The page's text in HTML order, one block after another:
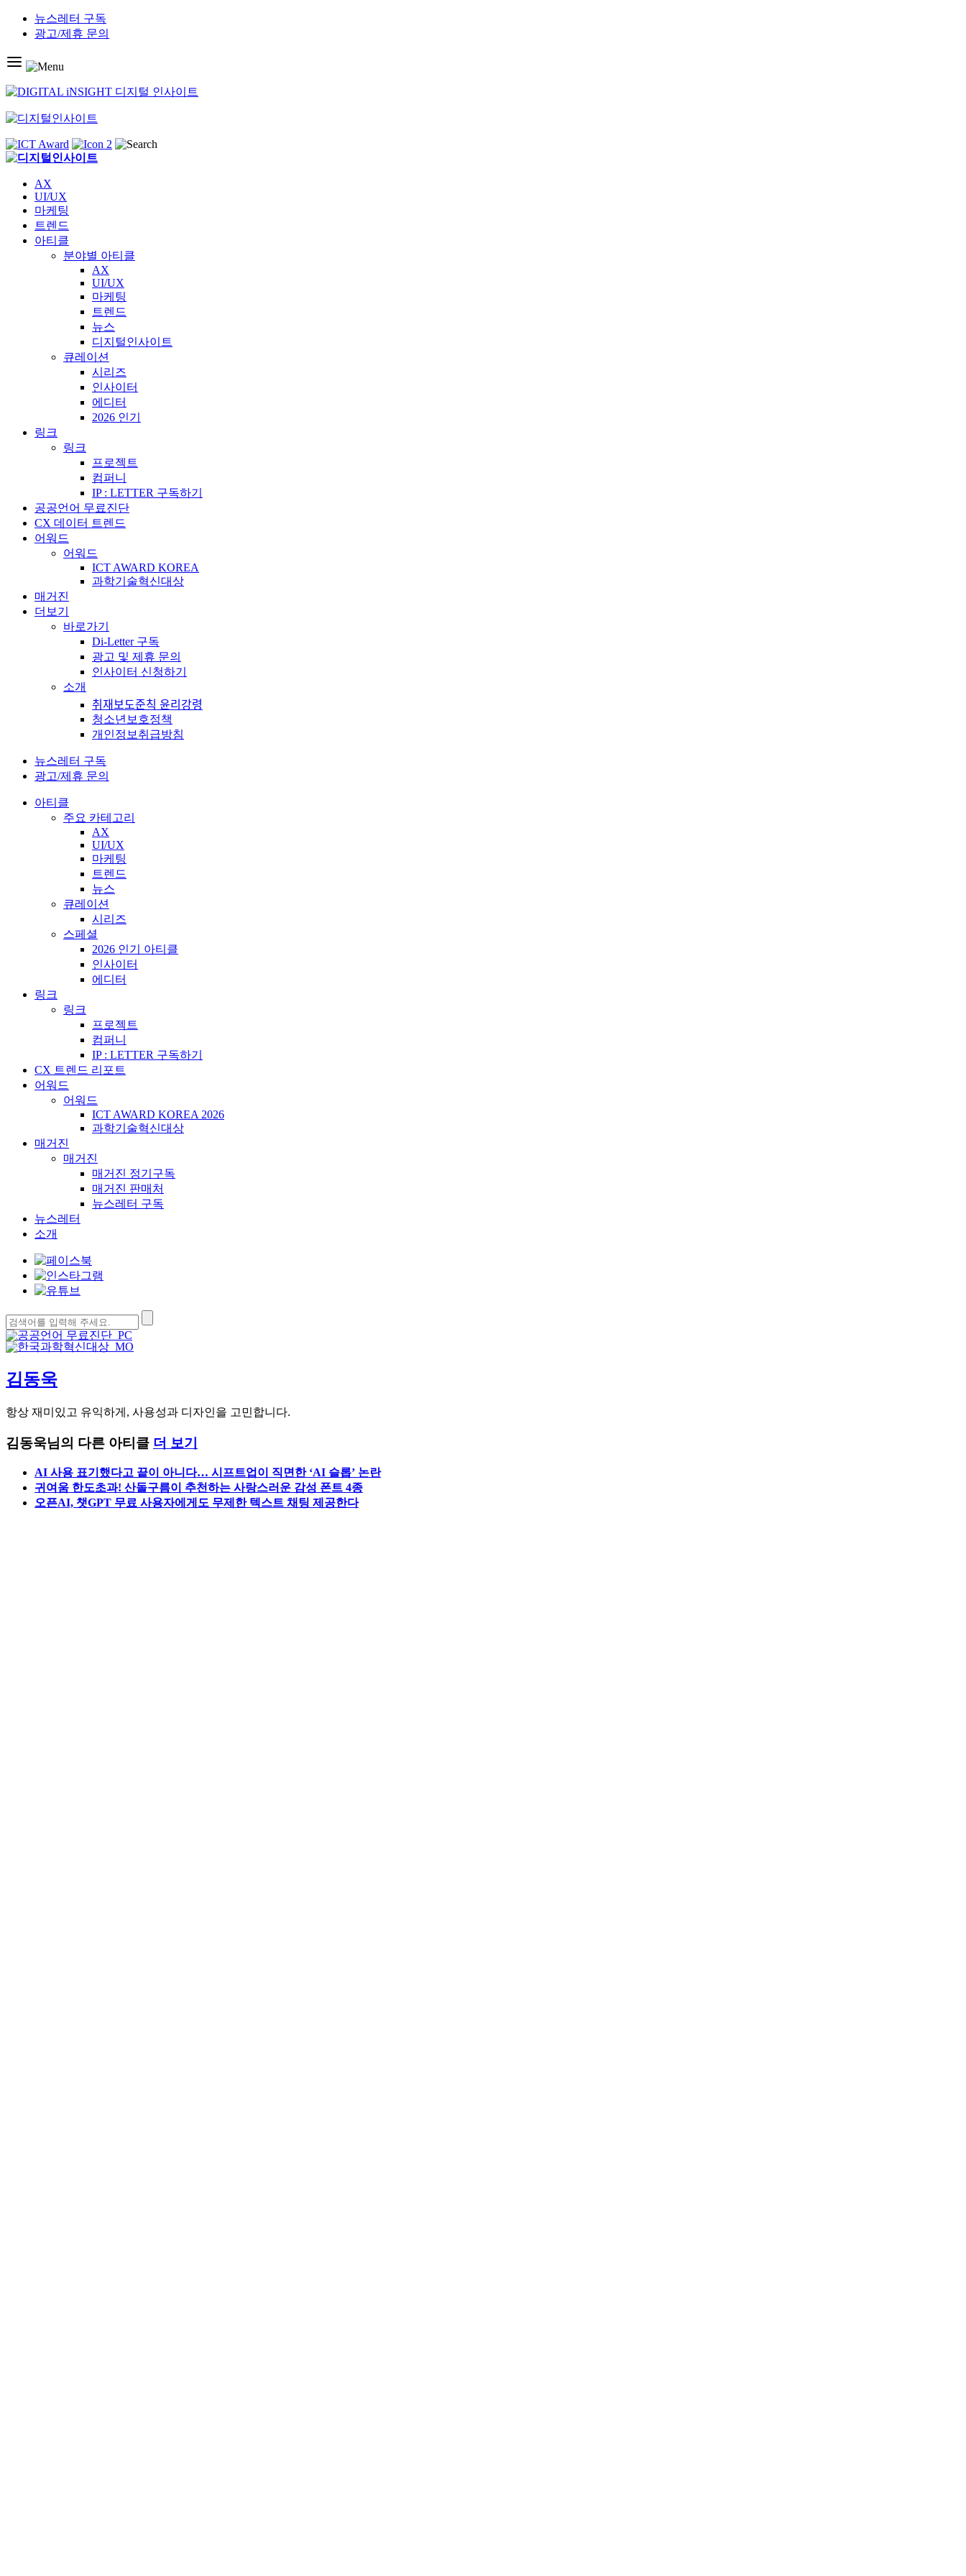
Skip
content
뉴스레터 구독
광고/제휴 문의
AX
UI/UX
마케팅
트렌드
아티클
분야별 아티클
AX
UI/UX
마케팅
트렌드
뉴스
디지털인사이트
큐레이션
시리즈
인사이터
에디터
2026 인기
링크
링크
프로젝트
컴퍼니
IP : LETTER 구독하기
공공언어 무료진단
CX 데이터 트렌드
어워드
어워드
ICT AWARD KOREA
과학기술혁신대상
매거진
더보기
바로가기
Di-Letter 구독
광고 및 제휴 문의
인사이터 신청하기
소개
취재보도준칙 윤리강령
청소년보호정책
개인정보취급방침
뉴스레터 구독
광고/제휴 문의
아티클
주요 카테고리
AX
UI/UX
마케팅
트렌드
뉴스
큐레이션
시리즈
스페셜
2026 인기 아티클
인사이터
에디터
링크
링크
프로젝트
컴퍼니
IP : LETTER 구독하기
CX 트렌드 리포트
어워드
어워드
ICT AWARD KOREA 2026
과학기술혁신대상
매거진
매거진
매거진 정기구독
매거진 판매처
뉴스레터 구독
뉴스레터
소개
검
색:
김동욱
항상 재미있고 유익하게, 사용성과 디자인을 고민합니다.
김동욱님의 다른 아티클 더 보기
AI 사용 표기했다고 끝이 아니다… 시프트업이 직면한 ‘AI 슬롭’ 논란
귀여움 한도초과! 산돌구름이 추천하는 사랑스러운 감성 폰트 4종
오픈AI, 챗GPT 무료 사용자에게도 무제한 텍스트 채팅 제공한다